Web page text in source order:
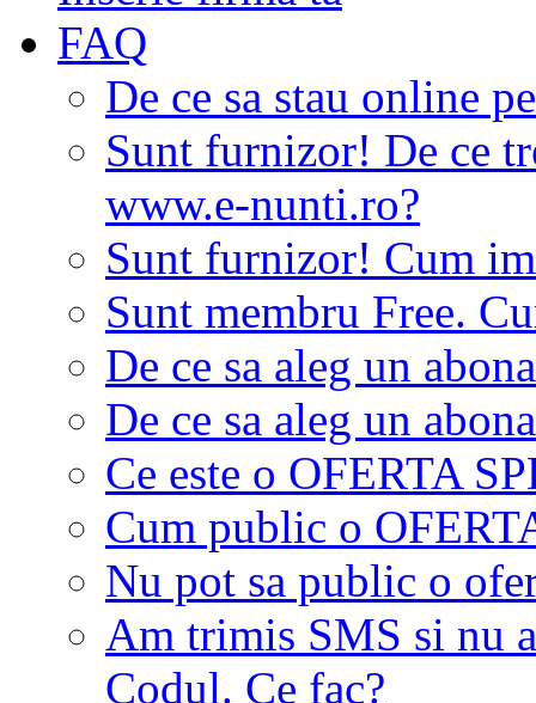
FAQ
De ce sa stau online
Sunt furnizor! De ce
www.e-nunti.ro?
Sunt furnizor! Cum
Sunt membru Free.
De ce sa aleg un
De ce sa aleg un
Ce este o OFERTA
Cum public o
Nu pot sa public o
Am trimis SMS si nu
Codul. Ce fac?